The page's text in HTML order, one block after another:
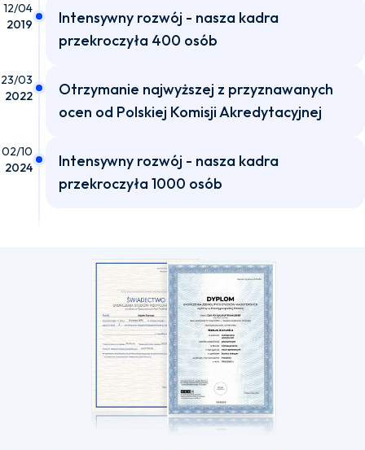
12/04
2019
Intensywny rozwój - nasza kadra
przekroczyła 400 osób
23/03
2022
Otrzymanie najwyższej z przyznawanych
ocen od Polskiej Komisji Akredytacyjnej
02/10
2024
Intensywny rozwój - nasza kadra
przekroczyła 1000 osób